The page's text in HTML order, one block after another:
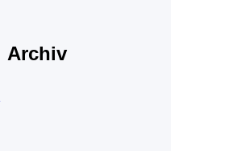
Archiv